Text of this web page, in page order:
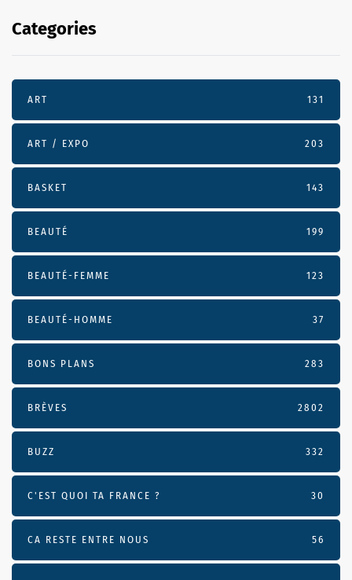
Categories
ART 131
ART / EXPO 203
BASKET 143
BEAUTÉ 199
BEAUTÉ-FEMME 123
BEAUTÉ-HOMME 37
BONS PLANS 283
BRÈVES 2802
BUZZ 332
C'EST QUOI TA FRANCE ? 30
CA RESTE ENTRE NOUS 56